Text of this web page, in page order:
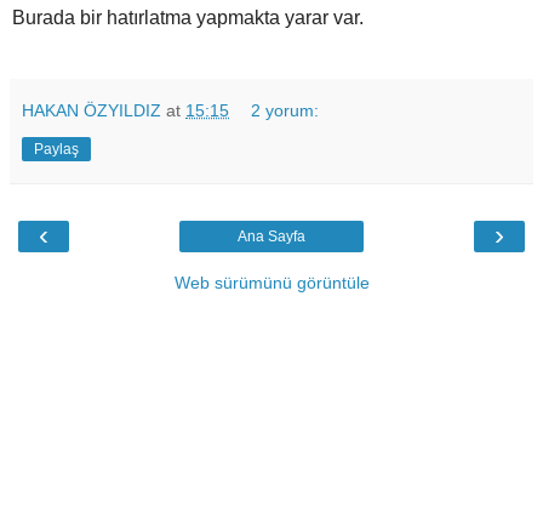
Burada bir hatırlatma yapmakta yarar var.
HAKAN ÖZYILDIZ at 15:15 2 yorum:
Paylaş
‹ ›
Ana Sayfa
Web sürümünü görüntüle